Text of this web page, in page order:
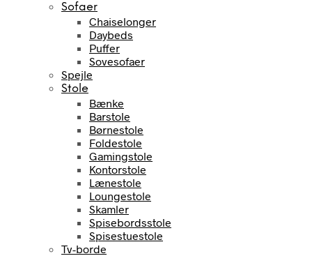
Sofaer
Chaiselonger
Daybeds
Puffer
Sovesofaer
Spejle
Stole
Bænke
Barstole
Børnestole
Foldestole
Gamingstole
Kontorstole
Lænestole
Loungestole
Skamler
Spisebordsstole
Spisestuestole
Tv-borde